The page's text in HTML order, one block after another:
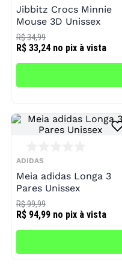
Jibbitz Crocs Minnie
Mouse 3D Unissex
R$ 33,24 no pix à vista
R$ 34,99
ADIDAS
Meia adidas Longa 3
Pares Unissex
R$ 94,99 no pix à vista
R$ 99,99